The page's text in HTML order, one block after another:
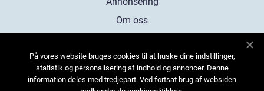
Om oss
Kontakta oss
Sitemap
På vores website bruges cookies til at huske dine indstillinger,
statistik og personalisering af indhold og annoncer. Denne
information deles med tredjepart. Ved fortsat brug af websiden